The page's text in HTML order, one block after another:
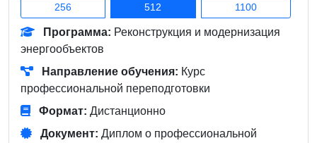
256 512 1100
Программа: Реконструкция и модернизация
энергообъектов
Направление обучения: Курс
профессиональной переподготовки
Формат: Дистанционно
Документ: Диплом о профессиональной